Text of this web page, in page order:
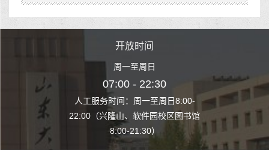
至周日8:00-
园校区图书馆
开放时间
周一至周日
07:00 - 22:30
人工服务时间：周一至周日8:00-
22:00（兴隆山、软件园校区图书馆
8:00-21:30）
人工服务时间
22:00（兴隆山